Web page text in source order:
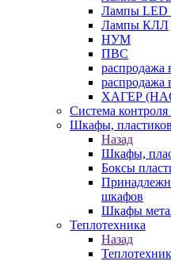
Лампы LED
Лампы КЛЛ
НУМ
ПВС
распродажа
распродажа
ХАГЕР
Система
Шкафы,
Назад
Шкафы,
Боксы
шкафов
Шкафы
Теплотехника
Назад